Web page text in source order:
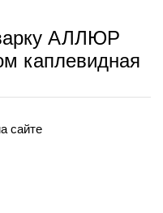
АЛЛЮР
каплевидная
сайте